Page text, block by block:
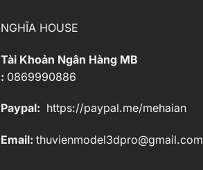
NGHĨA HOUSE
Tài Khoản Ngân Hàng MB
: 0869990886
Paypal: https://paypal.me/mehaian
Email: thuvienmodel3dpro@gmail.com